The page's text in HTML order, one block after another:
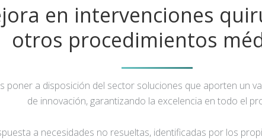
en intervenciones
otros procedimientos
poner a disposición del sector soluciones que aporten un
de innovación, garantizando la excelencia en todo el
a necesidades no resueltas, identificadas por los